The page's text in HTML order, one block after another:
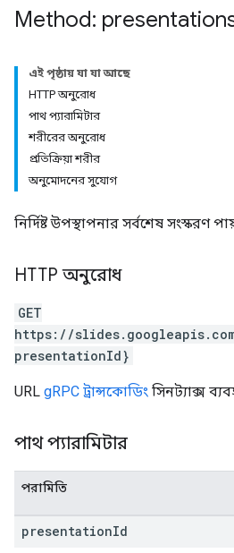
Method:
এই পৃষ্ঠায় যা যা আছে
HTTP অনুরোধ
পাথ প্যারামিটার
শরীরের অনুরোধ
প্রতিক্রিয়া শরীর
অনুমোদনের সুযোগ
নির্দিষ্ট উপস্থাপনার সর্বশেষ সংস্করণ
HTTP অনুরোধ
GET
https://
presentationId}
URL gRPC ট্রান্সকোডিং সিনট্যাক্স
পাথ প্যারামিটার
পরামিতি
presentationId